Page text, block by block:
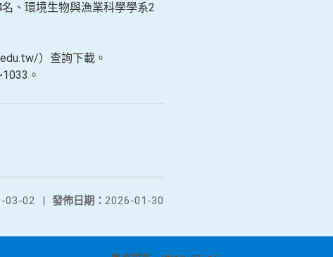
、環境生物與漁業科學學系2
）查詢下載。
。
發佈日期： 2026-01-30
03-02 |